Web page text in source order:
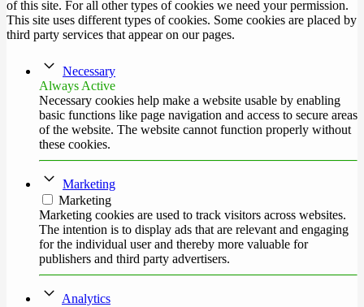
of this site. For all other types of cookies we need your permission.
This site uses different types of cookies. Some cookies are placed by
third party services that appear on our pages.
Necessary
Always Active
Necessary cookies help make a website usable by enabling
basic functions like page navigation and access to secure areas
of the website. The website cannot function properly without
these cookies.
Marketing
Marketing
Marketing cookies are used to track visitors across websites.
The intention is to display ads that are relevant and engaging
for the individual user and thereby more valuable for
publishers and third party advertisers.
Analytics